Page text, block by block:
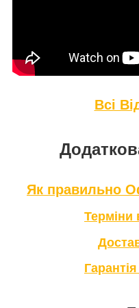
Всі
Як правильно
Терміни